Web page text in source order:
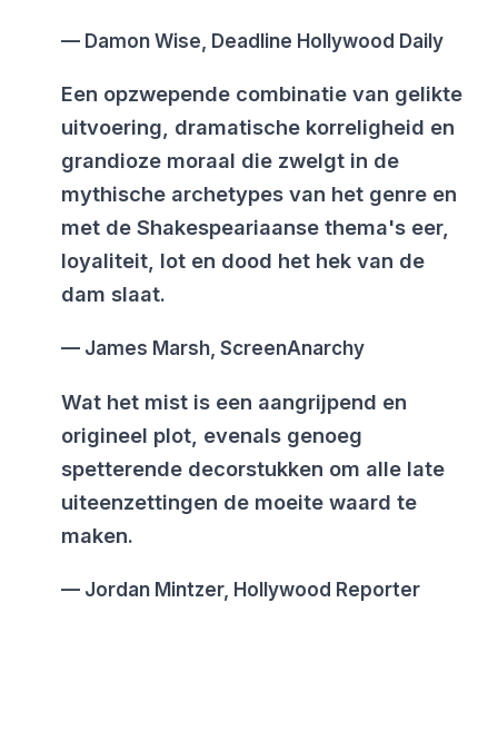
Damon Wise, Deadline Hollywood Daily
Een opzwepende combinatie van gelikte
uitvoering, dramatische korreligheid en
grandioze moraal die zwelgt in de
mythische archetypes van het genre en
met de Shakespeariaanse thema's eer,
loyaliteit, lot en dood het hek van de
dam slaat.
James Marsh, ScreenAnarchy
Wat het mist is een aangrijpend en
origineel plot, evenals genoeg
spetterende decorstukken om alle late
uiteenzettingen de moeite waard te
maken.
Jordan Mintzer, Hollywood Reporter